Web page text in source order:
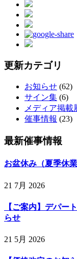
更新カテゴリ
お知らせ (62)
サイン集 (6)
メディア掲載
催事情報 (23)
最新催事情報
お盆休み（夏季休
21 7月 2026
【ご案内】デパー
らせ
21 5月 2026